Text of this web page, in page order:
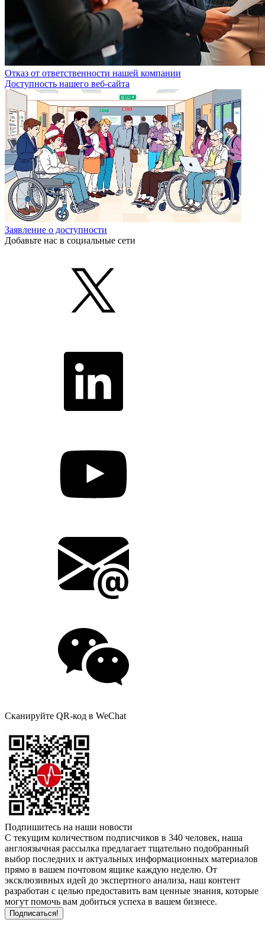
Отказ от ответственности нашей компании
Доступность нашего веб-сайта
Заявление о доступности
Добавьте нас в социальные сети
Сканируйте QR-код в WeChat
Подпишитесь на наши новости
С текущим количеством подписчиков в 340 человек, наша
англоязычная рассылка предлагает тщательно подобранный
выбор последних и актуальных информационных материалов
прямо в вашем почтовом ящике каждую неделю. От
эксклюзивных идей до экспертного анализа, наш контент
разработан с целью предоставить вам ценные знания, которые
могут помочь вам добиться успеха в вашем бизнесе.